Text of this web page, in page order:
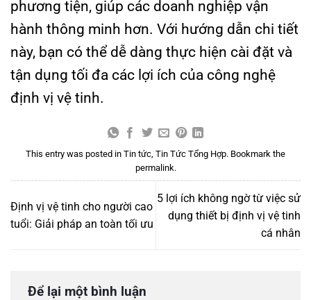
phương tiện, giúp các doanh nghiệp vận
hành thông minh hơn. Với hướng dẫn chi tiết
này, bạn có thể dễ dàng thực hiện cài đặt và
tận dụng tối đa các lợi ích của công nghệ
định vị vệ tinh.
This entry was posted in Tin tức Tin Tức Tổng Hợp. Bookmark the
permalink.
Định vị vệ tinh cho người cao
tuổi: Giải pháp an toàn tối ưu
5 lợi ích không ngờ từ việc sử
dụng thiết bị định vị vệ tinh
cá nhân
Để lại một bình luận